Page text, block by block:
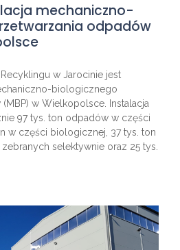
mechaniczno-
odpadów
w Jarocinie jest
biologicznego
w Wielkopolsce. Instalacja
97 tys. ton odpadów w części
w części biologicznej, 37 tys. ton
selektywnie oraz 25 tys.